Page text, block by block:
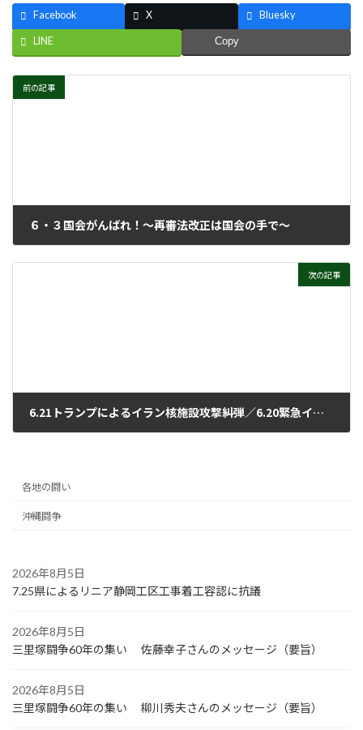
Facebook X Bluesky
LINE Copy
前の記事
６・３国会がんばれ！～再審法改正は国会の手で～
次の記事
6.21トランプによるイラン核施設攻撃糾弾／6.20緊急イスラエル大使館・米国大使館抗議
各地の闘い
沖縄闘争
2026年8月5日
7.25県によるリニア静岡工区工事着工容認に抗議
2026年8月5日
三里塚闘争60年の集い 佐藤幸子さんのメッセージ（要旨）
2026年8月5日
三里塚闘争60年の集い 柳川秀夫さんのメッセージ（要旨）